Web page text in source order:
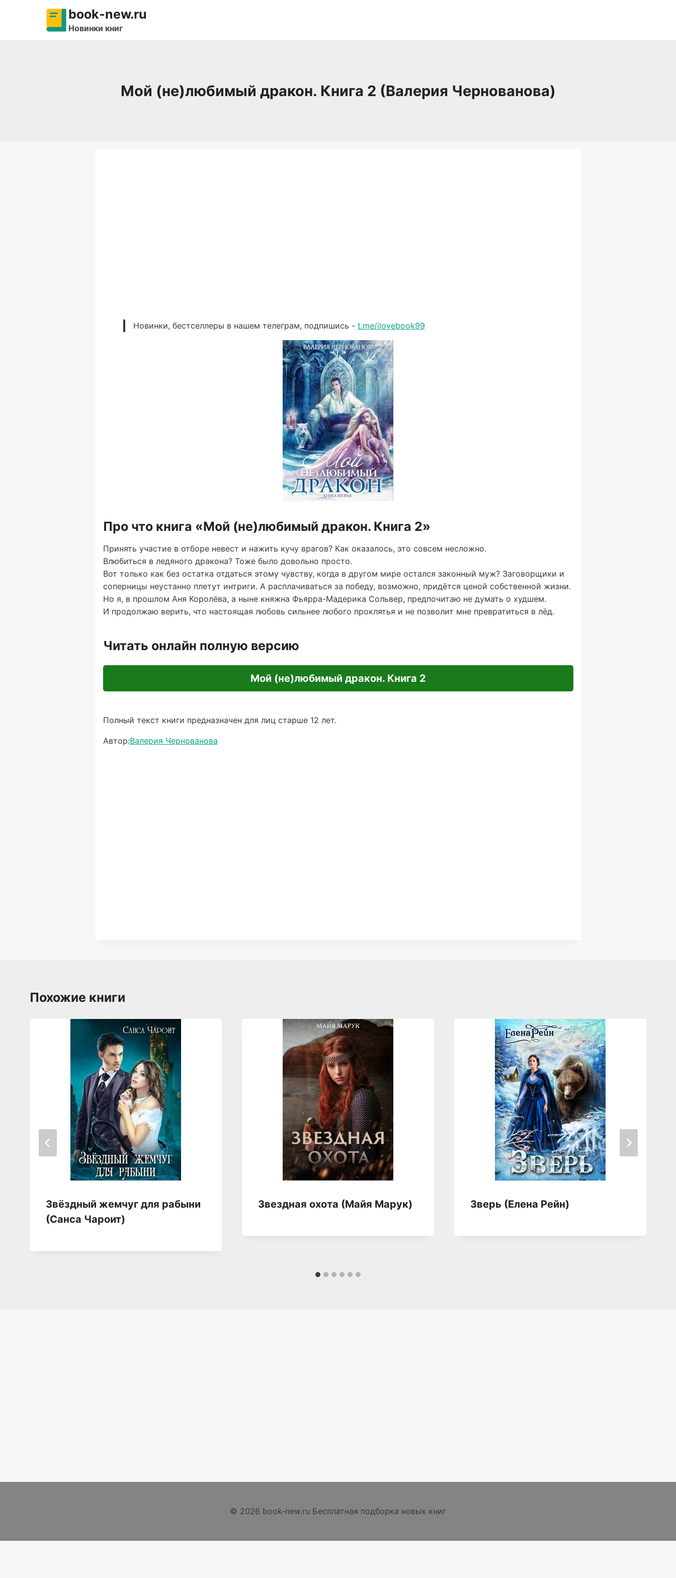
содержимому
book-new.ru
Новинки книг
Мой (не)любимый дракон. Книга 2 (Валерия Чернованова)
Новинки, бестселлеры в нашем телеграм, подпишись - t.me/ilovebook99
Про что книга «Мой (не)любимый дракон. Книга 2»
Принять участие в отборе невест и нажить кучу врагов? Как оказалось, это совсем несложно.
Влюбиться в ледяного дракона? Тоже было довольно просто.
Вот только как без остатка отдаться этому чувству, когда в другом мире остался законный муж? Заговорщики и
соперницы неустанно плетут интриги. А расплачиваться за победу, возможно, придётся ценой собственной жизни.
Но я, в прошлом Аня Королёва, а ныне княжна Фьярра-Мадерика Сольвер, предпочитаю не думать о худшем.
И продолжаю верить, что настоящая любовь сильнее любого проклятья и не позволит мне превратиться в лёд.
Читать онлайн полную версию
Мой (не)любимый дракон. Книга 2
Полный текст книги предназначен для лиц старше 12 лет.
Автор:Валерия Чернованова
Похожие книги
Звёздный жемчуг для рабыни
(Санса Чароит)
Звездная охота (Майя Марук) Зверь (Елена Рейн)
© 2026 book-new.ru Бесплатная подборка новых книг